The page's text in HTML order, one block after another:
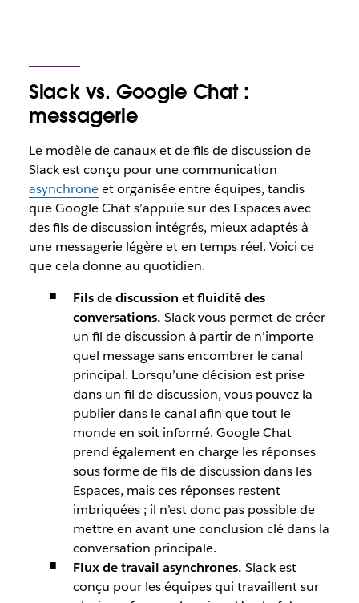
Slack vs. Google Chat :
messagerie
Le modèle de canaux et de fils de discussion de
Slack est conçu pour une communication
asynchroneet organisée entre équipes, tandis
que Google Chat s’appuie sur des Espaces avec
des fils de discussion intégrés, mieux adaptés à
une messagerie légère et en temps réel. Voici ce
que cela donne au quotidien.
Fils de discussion et fluidité des
conversations. Slack vous permet de créer
un fil de discussion à partir de n’importe
quel message sans encombrer le canal
principal. Lorsqu’une décision est prise
dans un fil de discussion, vous pouvez la
publier dans le canal afin que tout le
monde en soit informé. Google Chat
prend également en charge les réponses
sous forme de fils de discussion dans les
Espaces, mais ces réponses restent
imbriquées ; il n’est donc pas possible de
mettre en avant une conclusion clé dans la
conversation principale.
Flux de travail asynchrones. Slack est
conçu pour les équipes qui travaillent sur